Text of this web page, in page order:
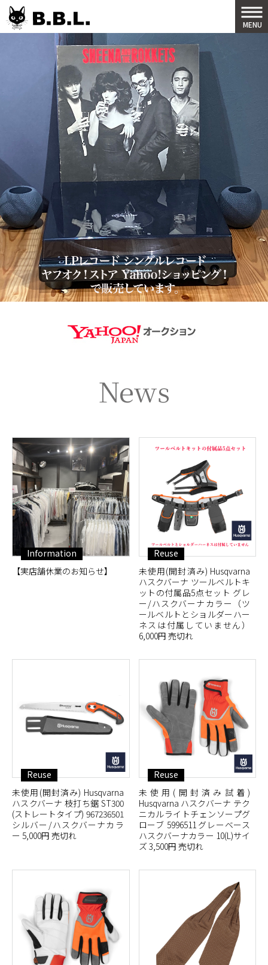
MENU
News
Information
【実店舗休業のお知らせ】
Reuse
未使用(開封済み) Husqvarna
ハスクバーナ ツールベルトキ
ットの付属品5点セット グレ
ー/ハスクバーナカラー（ツ
ールベルトとショルダーハー
ネスは付属していません）
6,000円 売切れ
Reuse
未使用(開封済み) Husqvarna
ハスクバーナ 枝打ち鋸 ST300
(ストレートタイプ) 967236501
シルバー/ハスクバーナカラ
ー 5,000円 売切れ
Reuse
未使用(開封済み試着)
Husqvarna ハスクバーナ テク
ニカルライトチェンソープグ
ローブ 5996511 グレーベース
ハスクバーナカラー 10(L)サイ
ズ 3,500円 売切れ